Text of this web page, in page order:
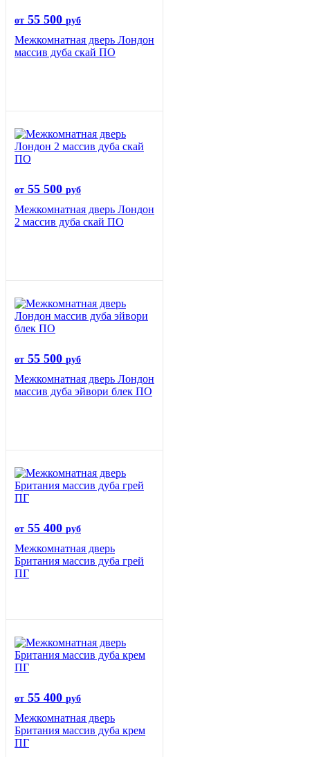
от 55 500 руб
Межкомнатная дверь Лондон
массив дуба скай ПО
от 55 500 руб
Межкомнатная дверь Лондон
2 массив дуба скай ПО
от 55 500 руб
Межкомнатная дверь Лондон
массив дуба эйвори блек ПО
от 55 400 руб
Межкомнатная дверь
Британия массив дуба грей
ПГ
от 55 400 руб
Межкомнатная дверь
Британия массив дуба крем
ПГ